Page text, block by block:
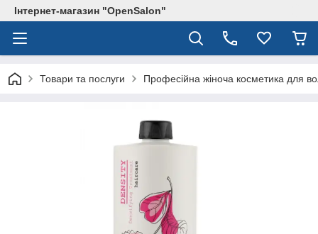
Інтернет-магазин "OpenSalon"
Товари та послуги Професійна жіноча косметика для